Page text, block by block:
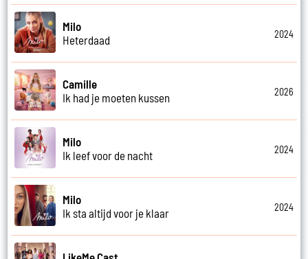
Milo
Heterdaad
2024
Camille
Ik had je moeten kussen
2026
Milo
Ik leef voor de nacht
2024
Milo
Ik sta altijd voor je klaar
2024